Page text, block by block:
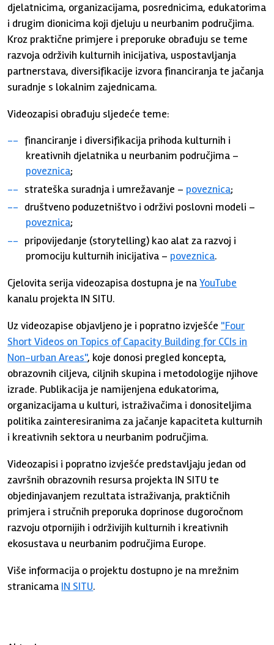
djelatnicima, organizacijama, posrednicima, edukatorima
i drugim dionicima koji djeluju u neurbanim područjima.
Kroz praktične primjere i preporuke obrađuju se teme
razvoja održivih kulturnih inicijativa, uspostavljanja
partnerstava, diversifikacije izvora financiranja te jačanja
suradnje s lokalnim zajednicama.
Videozapisi obrađuju sljedeće teme:
financiranje i diversifikacija prihoda kulturnih i
kreativnih djelatnika u neurbanim područjima –
poveznica;
strateška suradnja i umrežavanje – poveznica;
društveno poduzetništvo i održivi poslovni modeli –
poveznica;
pripovijedanje (storytelling) kao alat za razvoj i
promociju kulturnih inicijativa – poveznica.
Cjelovita serija videozapisa dostupna je naYouTube
kanalu projekta IN SITU.
Uz videozapise objavljeno je i popratno izvješće "Four
Short Videos on Topics of Capacity Building for CCIs in
Non-urban Areas", koje donosi pregled koncepta,
obrazovnih ciljeva, ciljnih skupina i metodologije njihove
izrade. Publikacija je namijenjena edukatorima,
organizacijama u kulturi, istraživačima i donositeljima
politika zainteresiranima za jačanje kapaciteta kulturnih
i kreativnih sektora u neurbanim područjima.
Videozapisi i popratno izvješće predstavljaju jedan od
završnih obrazovnih resursa projekta IN SITU te
objedinjavanjem rezultata istraživanja, praktičnih
primjera i stručnih preporuka doprinose dugoročnom
razvoju otpornijih i održivijih kulturnih i kreativnih
ekosustava u neurbanim područjima Europe.
Više informacija o projektu dostupno je na mrežnim
stranicama IN SITU.